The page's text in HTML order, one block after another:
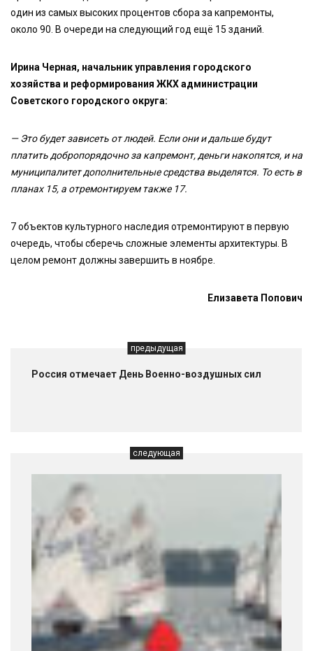
один из самых высоких процентов сбора за капремонты,
около 90. В очереди на следующий год ещё 15 зданий.
Ирина Черная, начальник управления городского
хозяйства и реформирования ЖКХ администрации
Советского городского округа:
— Это будет зависеть от людей. Если они и дальше будут
платить добропорядочно за капремонт, деньги накопятся, и на
муниципалитет дополнительные средства выделятся. То есть в
планах 15, а отремонтируем также 17.
7 объектов культурного наследия отремонтируют в первую
очередь, чтобы сберечь сложные элементы архитектуры. В
целом ремонт должны завершить в ноябре.
Елизавета Попович
предыдущая
Россия отмечает День Военно-воздушных сил
следующая